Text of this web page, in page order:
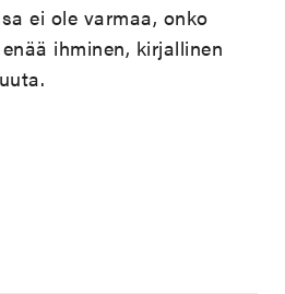
ei ole varmaa, onko
ihminen, kirjallinen